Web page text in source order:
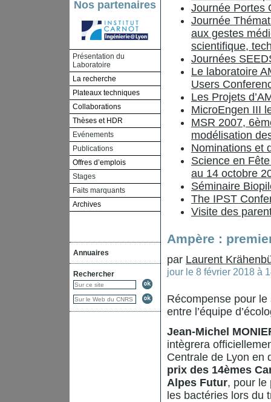
Nos partenaires
Présentation du
Laboratoire
La recherche
Plateaux techniques
Collaborations
Thèses et HDR
Evénements
Publications
Offres d’emplois
Stages
Faits marquants
Archives
Annuaires
Rechercher
Journée Portes
Journée
aux gestes
scientifique,
Journées
Le laboratoire
Users
Les Projets
MicroEngen III
MSR 2007,
modélisation
Nominations et
Science en
au 14 octobre
Séminaire
The IPST
Visite des
Ampère :
par Laurent
jour le 8 février 2018 à
Récompense pour
entre l’équipe
Jean-Michel
intègrera
Centrale de Lyon en
prix des 14èmes
Alpes Futur, pour le
les bactéries lors du